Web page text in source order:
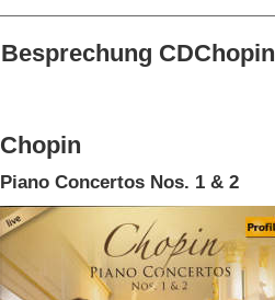
Besprechung CDChopin
Chopin
Piano Concertos Nos. 1 & 2